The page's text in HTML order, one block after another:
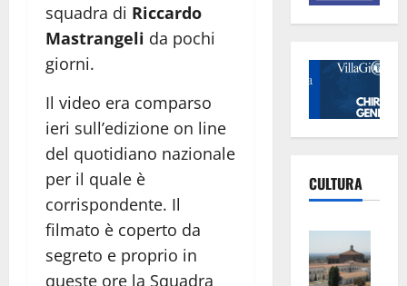
squadra di Riccardo
Mastrangeli da pochi
giorni.
Il video era comparso
ieri sull’edizione on line
del quotidiano nazionale
per il quale è
corrispondente. Il
filmato è coperto da
segreto e proprio in
queste ore la Squadra
CULTURA